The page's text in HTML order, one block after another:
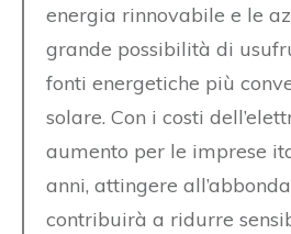
energia rinnovabile e le
grande possibilità di
fonti energetiche più
solare. Con i costi
aumento per le imprese
anni, attingere
contribuirà a ridurre